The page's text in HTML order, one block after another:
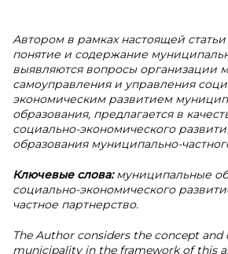
Автором в рамках настоящей
понятие и содержание
выявляются вопросы организации
самоуправления и управления
экономическим развитием
образования, предлагается в
социально-экономического
образования муниципально-
Ключевые слова:муниципальные
социально-экономического
частное партнерство.
The Author considers the concept
municipality in the framework of this